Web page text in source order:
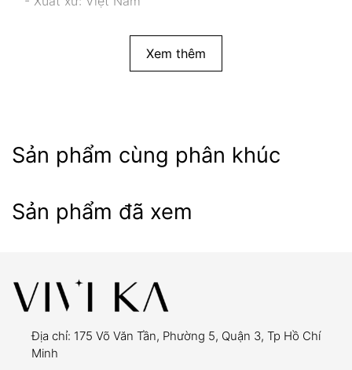
Xem thêm
Sản phẩm cùng phân khúc
Sản phẩm đã xem
Địa chỉ: 175 Võ Văn Tần, Phường 5, Quận 3, Tp Hồ Chí
Minh